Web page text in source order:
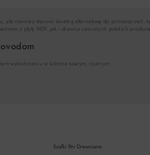
ale również stanowi świetną alternatywę do
z płyty MDF, jak i drewna cenionych polskich
wykończeniu w kolorze szarym, czarnym …
Szafki Rtv Drewniane